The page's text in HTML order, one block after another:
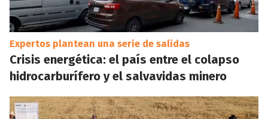
Expertos plantean una serie de salidas
Crisis energética: el país entre el colapso
hidrocarburífero y el salvavidas minero